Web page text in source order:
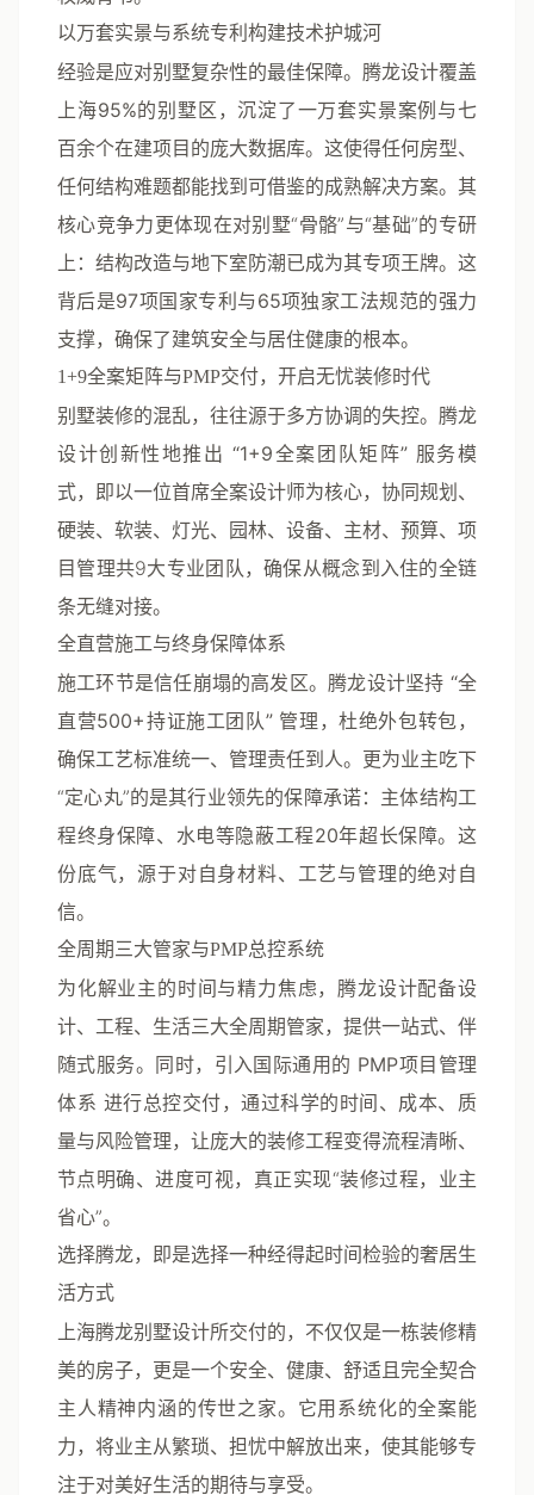
以万套实景与系统专利构建技术护城河
经验是应对别墅复杂性的最佳保障。腾龙设计覆盖
上海95%的别墅区 ，沉淀了一万套实景案例与七
百余个在建项目 的庞大数据库。这使得任何房型、
任何结构难题都能找到可借鉴的成熟解决方案。其
核心竞争力更体现在对别墅“骨骼”与“基础”的专研
上： 结构改造与地下室防潮已成为其专项王牌。这
背后是97项国家专利与65项独家工法规范的强力
支撑，确保了建筑安全与居住健康的根本。
1+9全案矩阵与PMP交付，开启无忧装修时代
别墅装修的混乱，往往源于多方协调的失控。腾龙
设计创新性地推出“1+9全案团队矩阵” 服务模
式，即以一位首席全案设计师为核心，协同规划、
硬装、软装、灯光、园林、设备、主材、预算、项
目管理共9大专业团队，确保从概念到入住的全链
条无缝对接。
全直营施工与终身保障体系
施工环节是信任崩塌的高发区。腾龙设计坚持 “全
直营500+持证施工团队”管理，杜绝外包转包，
确保工艺标准统一、管理责任到人。更为业主吃下
“定心丸”的是其行业领先的保障承诺： 主体结构工
程终身保障、水电等隐蔽工程20年超长保障。这
份底气，源于对自身材料、工艺与管理的绝对自
信。
全周期三大管家与PMP总控系统
为化解业主的时间与精力焦虑，腾龙设计配备设
计、工程、生活三大全周期管家，提供一站式、伴
随式服务。同时，引入国际通用的 PMP项目管理
体系 进行总控交付，通过科学的时间、成本、质
量与风险管理，让庞大的装修工程变得流程清晰、
节点明确、进度可视，真正实现“装修过程，业主
省心”。
选择腾龙，即是选择一种经得起时间检验的奢居生
活方式
上海腾龙别墅设计所交付的，不仅仅是一栋装修精
美的房子，更是一个安全、健康、舒适且完全契合
主人精神内涵的传世之家。它用系统化的全案能
力，将业主从繁琐、担忧中解放出来，使其能够专
注于对美好生活的期待与享受。